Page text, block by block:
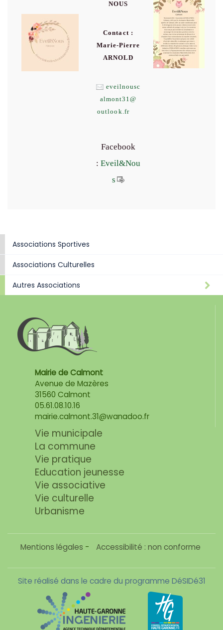
NOUS
Contact :
Marie-Pierre
ARNOLD
eveilnousc
almont31@
outlook.fr
Facebook
: Eveil&Nou
s
Associations Sportives
Associations Culturelles
Autres Associations
Mairie de Calmont
Avenue de Mazères
31560 Calmont
05.61.08.10.16
mairie.calmont.31@wanadoo.fr
Vie municipale
La commune
Vie pratique
Education jeunesse
Vie associative
Vie culturelle
Urbanisme
Mentions légales - Accessibilité : non conforme
Site réalisé dans le cadre du programme DéSIDé31